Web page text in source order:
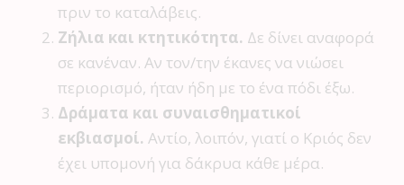
πριν το καταλάβεις.
Ζήλια και κτητικότητα. Δε δίνει αναφορά
σε κανέναν. Αν τον/την έκανες να νιώσει
περιορισμό, ήταν ήδη με το ένα πόδι έξω.
Δράματα και συναισθηματικοί
εκβιασμοί. Αντίο, λοιπόν, γιατί ο Κριός δεν
έχει υπομονή για δάκρυα κάθε μέρα.